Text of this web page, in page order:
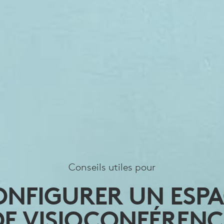
Conseils utiles pour
UN